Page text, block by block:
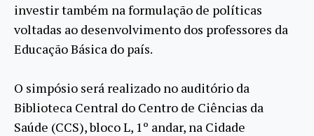
investir também na formulação de políticas
voltadas ao desenvolvimento dos professores da
Educação Básica do país.
O simpósio será realizado no auditório da
Biblioteca Central do Centro de Ciências da
Saúde (CCS), bloco L, 1º andar, na Cidade